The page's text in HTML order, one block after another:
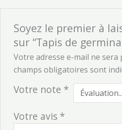
Soyez le premier à
sur “Tapis de
Votre adresse e-mail ne sera
champs obligatoires sont
Votre note *
Votre avis *